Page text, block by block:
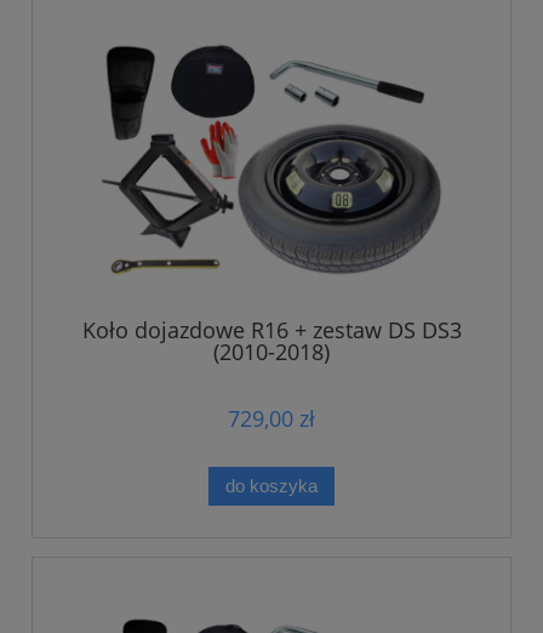
Koło dojazdowe R16 + zestaw DS DS3
(2010-2018)
729,00 zł
do koszyka